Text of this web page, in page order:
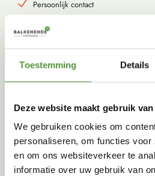
Toestemming Details
Deze website maakt gebruik
We gebruiken cookies om
personaliseren, om functies voor
en om ons websiteverkeer te
informatie over uw gebruik van
Persoonlijk contact
Gebruik van duurzame producten